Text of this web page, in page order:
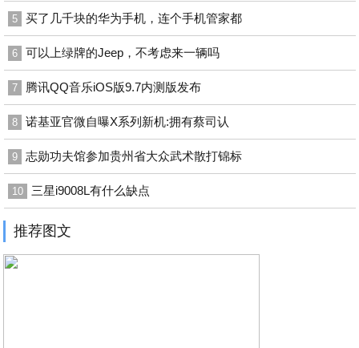
5 买了几千块的华为手机，连个手机管家都
6 可以上绿牌的Jeep，不考虑来一辆吗
7 腾讯QQ音乐iOS版9.7内测版发布
8 诺基亚官微自曝X系列新机:拥有蔡司认
9 志勋功夫馆参加贵州省大众武术散打锦标
10 三星i9008L有什么缺点
推荐图文